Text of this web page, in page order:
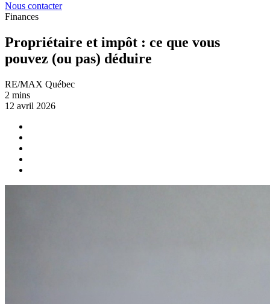
Nous contacter
Finances
Propriétaire et impôt : ce que vous
pouvez (ou pas) déduire
RE/MAX Québec
2 mins
12 avril 2026